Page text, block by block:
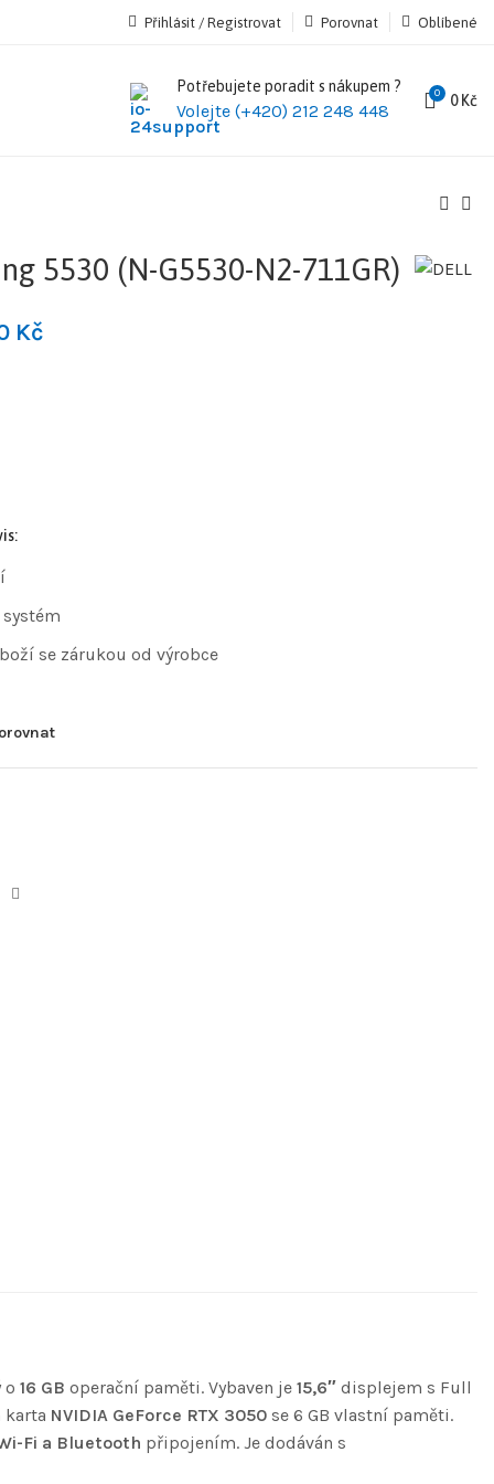
Přihlásit / Registrovat Porovnat Oblíbené
Potřebujete poradit s nákupem ?
Volejte (+420) 212 248 448
0 0 Kč
5530 (N-G5530-N2-711GR)
Kč
se zárukou od výrobce
o 16 GB operační paměti. Vybaven je 15,6″ displejem s Full
karta NVIDIA GeForce RTX 3050 se 6 GB vlastní paměti.
Fi a Bluetooth připojením. Je dodáván s